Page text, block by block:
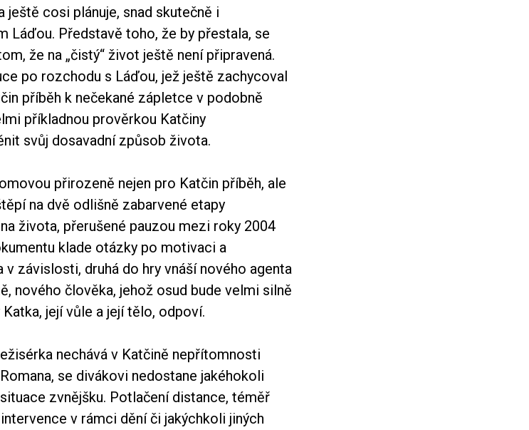
ještě cosi plánuje, snad skutečně i
Láďou. Představě toho, že by přestala, se
že na „čistý“ život ještě není připravená.
po rozchodu s Láďou, jež ještě zachycoval
příběh k nečekané zápletce v podobně
příkladnou prověrkou Katčiny
svůj dosavadní způsob života.
přirozeně nejen pro Katčin příběh, ale
na dvě odlišně zabarvené etapy
života, přerušené pauzou mezi roky 2004
klade otázky po motivaci a
závislosti, druhá do hry vnáší nového agenta
nového člověka, jehož osud bude velmi silně
její vůle a její tělo, odpoví.
nechává v Katčině nepřítomnosti
se divákovi nedostane jakéhokoli
zvnějšku. Potlačení distance, téměř
v rámci dění či jakýchkoli jiných